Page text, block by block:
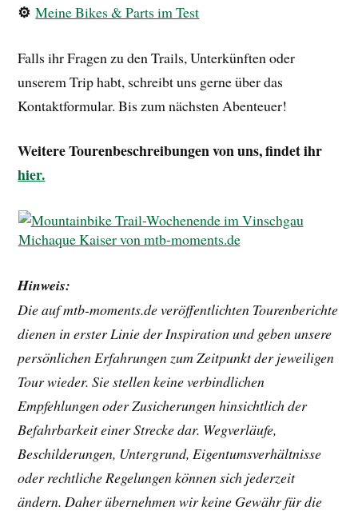
⚙️ Meine Bikes & Parts im Test
Falls ihr Fragen zu den Trails, Unterkünften oder
unserem Trip habt, schreibt uns gerne über das
Kontaktformular. Bis zum nächsten Abenteuer!
Weitere Tourenbeschreibungen von uns, findet ihr
hier.
Hinweis:
Die auf mtb-moments.de veröffentlichten Tourenberichte
dienen in erster Linie der Inspiration und geben unsere
persönlichen Erfahrungen zum Zeitpunkt der jeweiligen
Tour wieder. Sie stellen keine verbindlichen
Empfehlungen oder Zusicherungen hinsichtlich der
Befahrbarkeit einer Strecke dar. Wegverläufe,
Beschilderungen, Untergrund, Eigentumsverhältnisse
oder rechtliche Regelungen können sich jederzeit
ändern. Daher übernehmen wir keine Gewähr für die